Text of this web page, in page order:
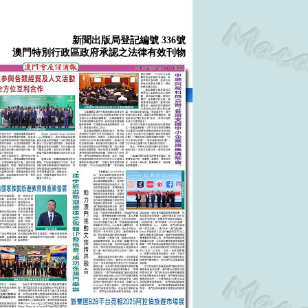
新聞出版局登記編號 336號
澳門特別行政區政府承認之法律有效刊物